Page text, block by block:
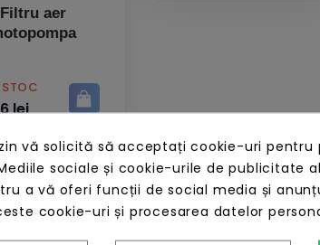
Filtru aer
lei
schimb motoare honda - de la Tik.ro
vă solicită să acceptați cookie-uri pentru
sociale și cookie-urile de publicitate
a vă oferi funcții de social media și
cookie-uri și procesarea datelor